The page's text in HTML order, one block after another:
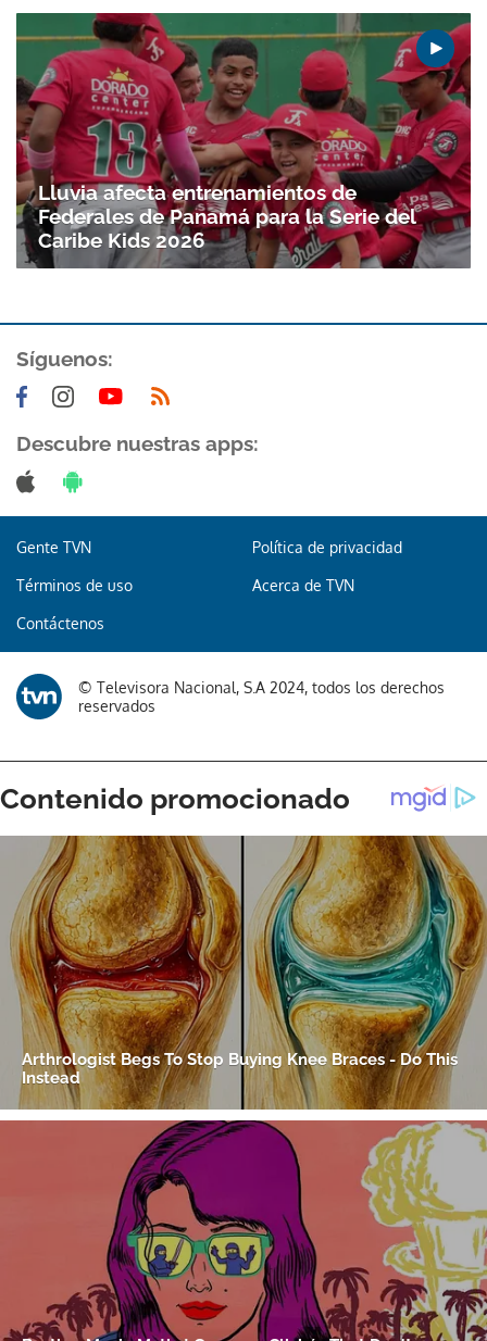
Lluvia afecta entrenamientos de
Federales de Panamá para la Serie del
Caribe Kids 2026
Síguenos:
Descubre nuestras apps:
Gente TVN Política de privacidad
Términos de uso Acerca de TVN
Contáctenos
© Televisora Nacional, S.A 2024, todos los derechos
reservados